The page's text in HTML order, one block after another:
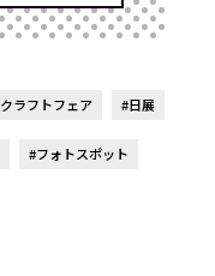
ラフトフェア #日展
#フォトスポット